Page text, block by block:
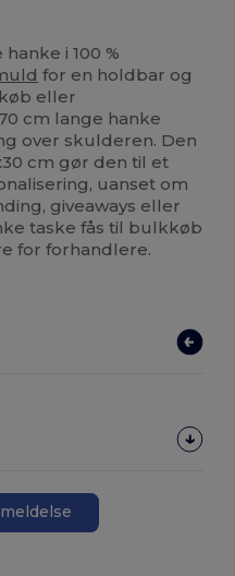
i 100 %
for en holdbar og
eller
cm lange hanke
over skulderen. Den
cm gør den til et
uanset om
giveaways eller
taske fås til bulkkøb
for forhandlere.